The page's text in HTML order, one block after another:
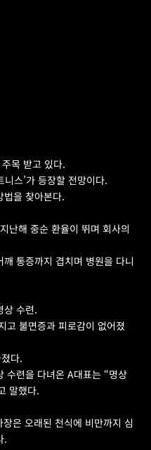
목 받고 있다.
니스’가 등장할 전망이다.
법을 찾아본다.
난해 중순 환율이 뛰며 회사의
통증까지 겹치며 병원을 다니
상 수련.
고 불면증과 피로감이 없어졌
졌다.
수련을 다녀온 A대표는 “명상
말했다.
은 오래된 천식에 비만까지 심
.